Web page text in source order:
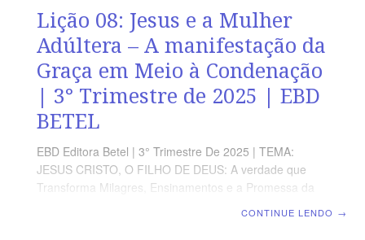
Lição 08: Jesus e a Mulher
Adúltera – A manifestação da
Graça em Meio à Condenação
| 3° Trimestre de 2025 | EBD
BETEL
EBD Editora Betel | 3° Trimestre De 2025 | TEMA:
JESUS CRISTO, O FILHO DE DEUS: A verdade que
Transforma Milagres, Ensinamentos e a Promessa da
CONTINUE LENDO →